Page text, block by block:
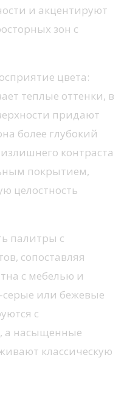
и акцентируют
зон с
цвета:
теплые оттенки, в
придают
более глубокий
контраста
покрытием,
целостность
палитры с
сопоставляя
с мебелью и
или бежевые
с
а насыщенные
классическую